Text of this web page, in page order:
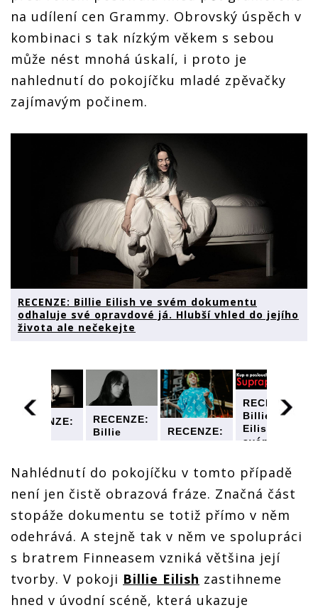
na udílení cen Grammy. Obrovský úspěch v
kombinaci s tak nízkým věkem s sebou
může nést mnohá úskalí, i proto je
nahlednutí do pokojíčku mladé zpěvačky
zajímavým počinem.
RECENZE: Billie Eilish ve svém dokumentu
odhaluje své opravdové já. Hlubší vhled do jejího
života ale nečekejte
RECENZE:
dokumentu
své
opravdové
já. Hlubší
vhled do
života ale
nečekejte
RECENZE:
Billie
dokumentu
odhaluje
své
opravdové
já. Hlubší
vhled do
jejího
života ale
nečekejte
RECENZE:
svém
odhaluje
opravdové
já. Hlubší
jejího
života ale
nečekejte
RECENZE:
Billie
Eilish ve
svém
odhaluje
své
opravdové
vhled do
jejího
života ale
nečekejte
Nahlédnutí do pokojíčku v tomto případě
není jen čistě obrazová fráze. Značná část
stopáže dokumentu se totiž přímo v něm
odehrává. A stejně tak v něm ve spolupráci
s bratrem Finneasem vzniká většina její
tvorby. V pokoji Billie Eilish zastihneme
hned v úvodní scéně, která ukazuje